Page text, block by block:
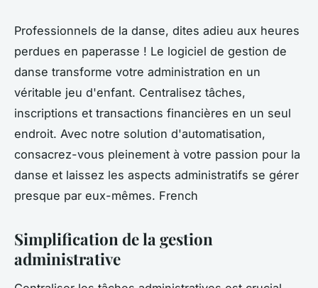
Professionnels de la danse, dites adieu aux heures
perdues en paperasse ! Le logiciel de gestion de
danse transforme votre administration en un
véritable jeu d'enfant. Centralisez tâches,
inscriptions et transactions financières en un seul
endroit. Avec notre solution d'automatisation,
consacrez-vous pleinement à votre passion pour la
danse et laissez les aspects administratifs se gérer
presque par eux-mêmes. French
Simplification de la gestion
administrative